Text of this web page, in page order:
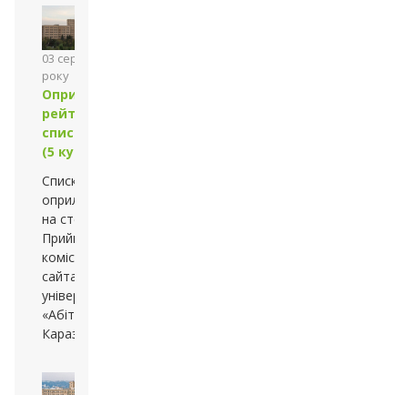
03 серпня 2013
року
Оприлюднено
рейтингові
списки
(5 курс)
Списки
оприлюднено
на стендах
Приймальної
комісії та
сайтах —
університету й
«Абітурієнт
Каразінського»